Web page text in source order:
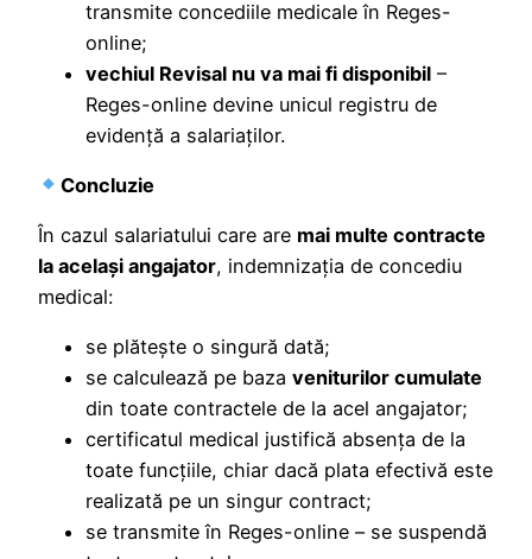
transmite concediile medicale în Reges-
online;
vechiul Revisal nu va mai fi disponibil –
Reges-online devine unicul registru de
evidenţă a salariaţilor.
Concluzie
În cazul salariatului care are mai multe contracte
la același angajator, indemnizația de concediu
medical:
se plătește o singură dată;
se calculează pe baza veniturilor cumulate
din toate contractele de la acel angajator;
certificatul medical justifică absența de la
toate funcțiile, chiar dacă plata efectivă este
realizată pe un singur contract;
se transmite în Reges-online – se suspendă